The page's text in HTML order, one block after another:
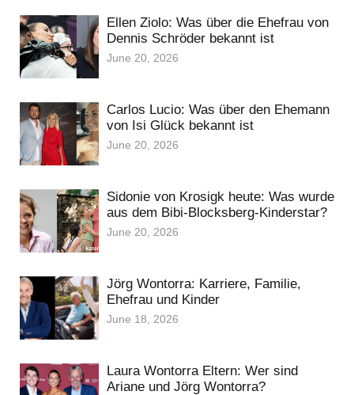
Ellen Ziolo: Was über die Ehefrau von
Dennis Schröder bekannt ist
June 20, 2026
Carlos Lucio: Was über den Ehemann
von Isi Glück bekannt ist
June 20, 2026
Sidonie von Krosigk heute: Was wurde
aus dem Bibi-Blocksberg-Kinderstar?
June 20, 2026
Jörg Wontorra: Karriere, Familie,
Ehefrau und Kinder
June 18, 2026
Laura Wontorra Eltern: Wer sind
Ariane und Jörg Wontorra?